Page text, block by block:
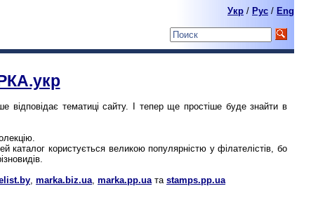
Укр / Pyc / Eng
відповідає тематиці сайту. І тепер ще простіше буде знайти в
користується великою популярністю у філателістів, бо
, marka.biz.ua, marka.pp.uaта stamps.pp.ua